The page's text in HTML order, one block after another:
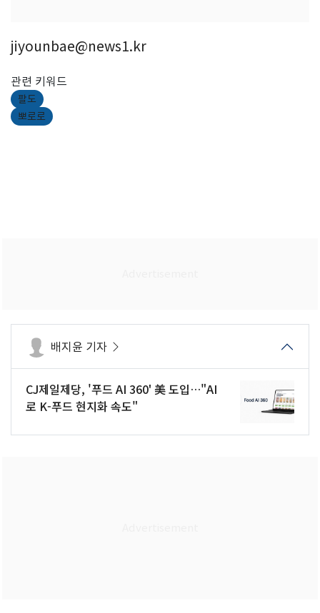
jiyounbae@news1.kr
관련 키워드
팔도
뽀로로
배지윤 기자
CJ제일제당, '푸드 AI 360' 美 도입…"AI
로 K-푸드 현지화 속도"